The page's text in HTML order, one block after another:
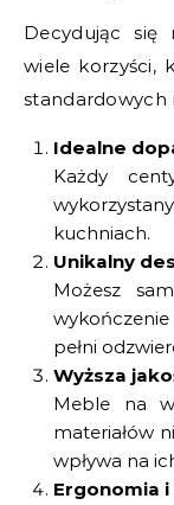
Decydując się
wiele korzyści,
standardowych
Idealne
Każdy
kuchniach.
Unikalny
Możesz
pełni
Wyższa
Meble na
materiałów
wpływa na
Ergonomia